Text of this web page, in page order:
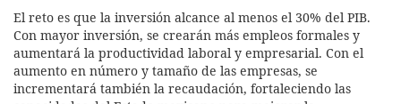
El reto es que la inversión alcance al menos el 30% del PIB.
Con mayor inversión, se crearán más empleos formales y
aumentará la productividad laboral y empresarial. Con el
aumento en número y tamaño de las empresas, se
incrementará también la recaudación, fortaleciendo las